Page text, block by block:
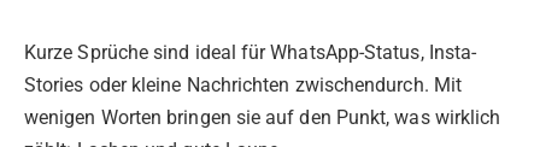
Kurze Sprüche sind ideal für WhatsApp-Status, Insta-
Stories oder kleine Nachrichten zwischendurch. Mit
wenigen Worten bringen sie auf den Punkt, was wirklich